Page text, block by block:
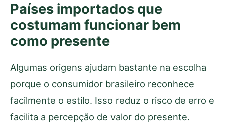
Países importados que
costumam funcionar bem
como presente
Algumas origens ajudam bastante na escolha
porque o consumidor brasileiro reconhece
facilmente o estilo. Isso reduz o risco de erro e
facilita a percepção de valor do presente.